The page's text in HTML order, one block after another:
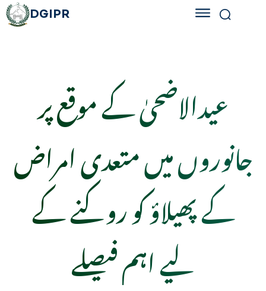
DGIPR
عیدالاضحیٰ کے موقع پر
جانوروں میں متعدی امراض
کے پھیلاؤ کو روکنے کے
لیے اہم فیصلے